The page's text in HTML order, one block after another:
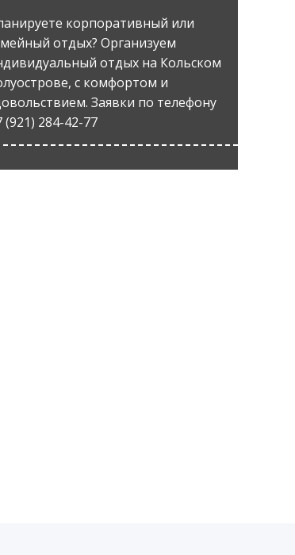
корпоративный или
отдых? Организуем
отдых на Кольском
с комфортом и
Заявки по телефону
(921) 284-42-77